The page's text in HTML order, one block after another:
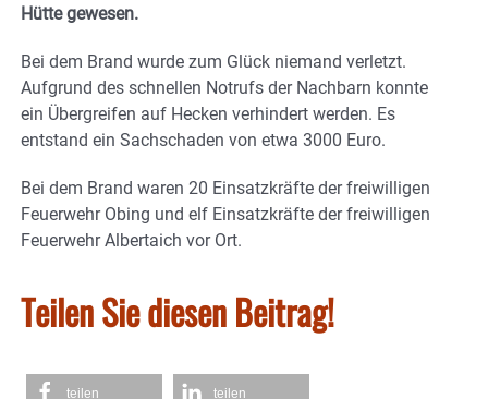
Hütte gewesen.
Bei dem Brand wurde zum Glück niemand verletzt.
Aufgrund des schnellen Notrufs der Nachbarn konnte
ein Übergreifen auf Hecken verhindert werden. Es
entstand ein Sachschaden von etwa 3000 Euro.
Bei dem Brand waren 20 Einsatzkräfte der freiwilligen
Feuerwehr Obing und elf Einsatzkräfte der freiwilligen
Feuerwehr Albertaich vor Ort.
Teilen Sie diesen Beitrag!
teilen teilen